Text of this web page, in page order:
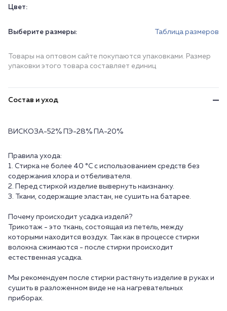
Цвет:
Выберите размеры: Таблица размеров
Товары на оптовом сайте покупаются упаковками. Размер
упаковки этого товара составляет единиц
Состав и уход
ВИСКОЗА-52% ПЭ-28% ПА-20%
Правила ухода:
1. Стирка не более 40 °C с использованием средств без
содержания хлора и отбеливателя.
2. Перед стиркой изделие вывернуть наизнанку.
3. Ткани, содержащие эластан, не сушить на батарее.
Почему происходит усадка изделй?
Трикотаж - это ткань, состоящая из петель, между
которыми находится воздух. Так как в процессе стирки
волокна сжимаются - после стирки происходит
естественная усадка.
Мы рекомендуем после стирки растянуть изделие в руках и
сушить в разложенном виде не на нагревательных
приборах.